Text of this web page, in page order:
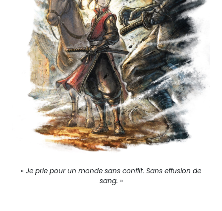
« Je prie pour un monde sans conflit. Sans effusion de
sang. »